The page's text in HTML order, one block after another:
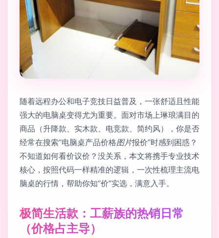
随着远程办公和电子竞技日益普及，一张舒适且性能
强大的电脑桌变得尤为重要。面对市场上琳琅满目的
商品（升降款、实木款、电竞款、简约风），你是否
经常在搜索“电脑桌产品价格图片报价”时感到困惑？
不知道如何看价议价？没关系，本文将携手专业技术
核心，按照代码一样精准的逻辑，一次性梳理主流电
脑桌的行情，帮助你知“价”实选，满意入手。
极简生活款：工薪族的热销日常
（价格占主导）